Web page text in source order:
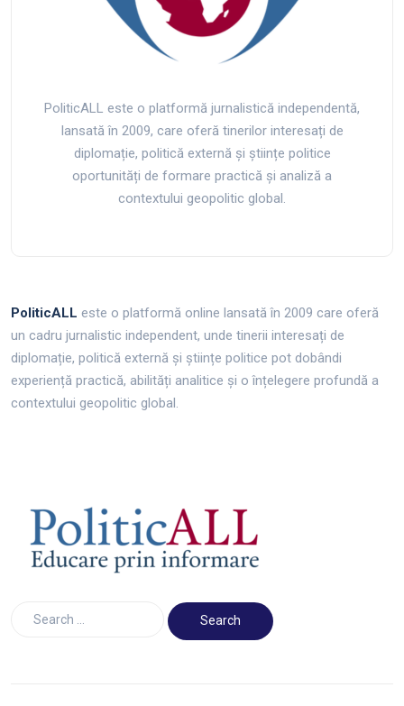
PoliticALL este o platformă jurnalistică independentă,
lansată în 2009, care oferă tinerilor interesați de
diplomație, politică externă și științe politice
oportunități de formare practică și analiză a
contextului geopolitic global.
PoliticALL este o platformă online lansată în 2009 care oferă
un cadru jurnalistic independent, unde tinerii interesați de
diplomație, politică externă și științe politice pot dobândi
experiență practică, abilități analitice și o înțelegere profundă a
contextului geopolitic global.